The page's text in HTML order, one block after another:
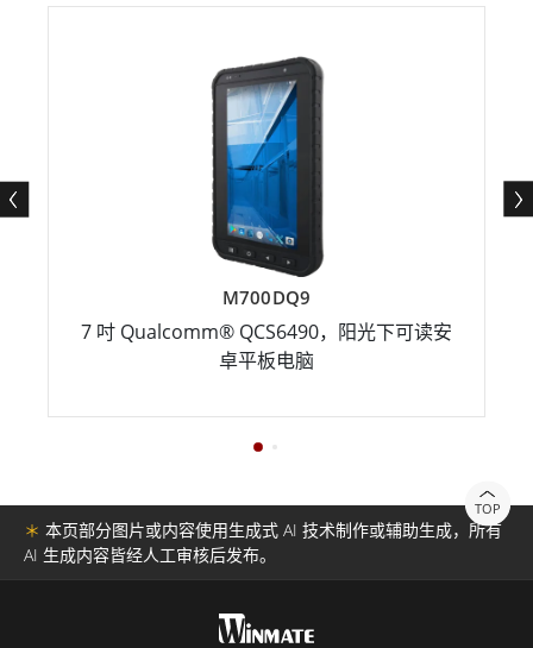
M700DQ9
7 吋 Qualcomm® QCS6490，阳光下可读安
卓平板电脑
TOP
＊ 本页部分图片或内容使用生成式 AI 技术制作或辅助生成，所有
AI 生成内容皆经人工审核后发布。